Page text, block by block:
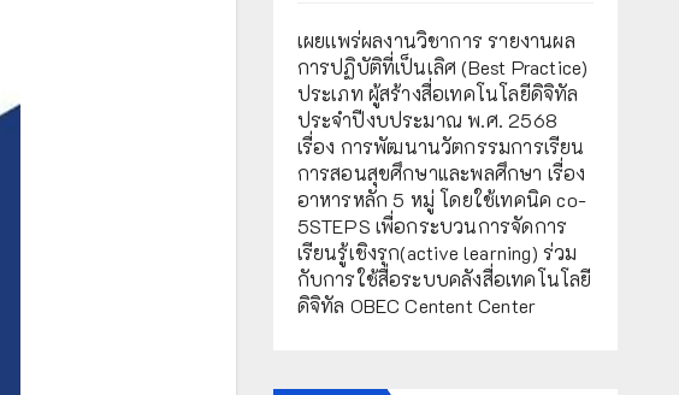
เผยเเพร่ผลงานวิชาการ รายงานผล
การปฏิบัติที่เป็นเลิศ (Best Practice)
ประเภท ผู้สร้างสื่อเทคโนโลยีดิจิทัล
ประจำปีงบประมาณ พ.ศ. 2568
เรื่อง การพัฒนานวัตกรรมการเรียน
การสอนสุขศึกษาและพลศึกษา เรื่อง
อาหารหลัก 5 หมู่ โดยใช้เทคนิค co-
5STEPS เพื่อกระบวนการจัดการ
เรียนรู้เชิงรุก(active learning) ร่วม
กับการใช้สื่อระบบคลังสื่อเทคโนโลยี
ดิจิทัล OBEC Centent Center